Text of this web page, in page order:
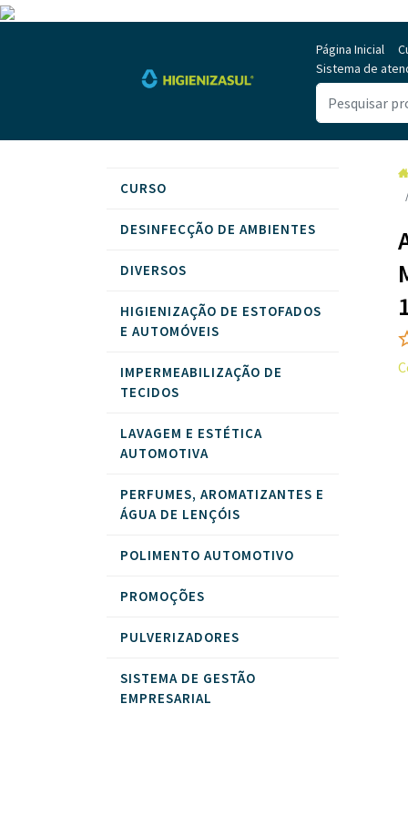
Página Inicial
Sistema de
CURSO
DESINFECÇÃO DE AMBIENTES
DIVERSOS
HIGIENIZAÇÃO DE ESTOFADOS
E AUTOMÓVEIS
IMPERMEABILIZAÇÃO DE
TECIDOS
LAVAGEM E ESTÉTICA
AUTOMOTIVA
PERFUMES, AROMATIZANTES E
ÁGUA DE LENÇÓIS
POLIMENTO AUTOMOTIVO
PROMOÇÕES
PULVERIZADORES
SISTEMA DE GESTÃO
EMPRESARIAL